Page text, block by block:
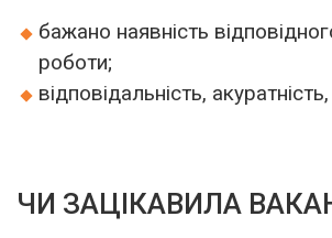
бажано наявність
роботи;
відповідальність,
ЧИ ЗАЦІКАВИЛА